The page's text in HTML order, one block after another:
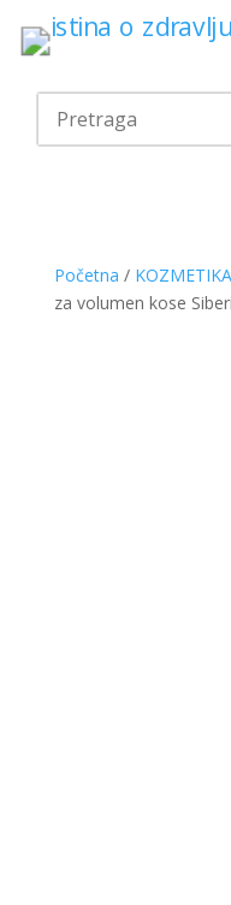
Početna /
za volumen kose